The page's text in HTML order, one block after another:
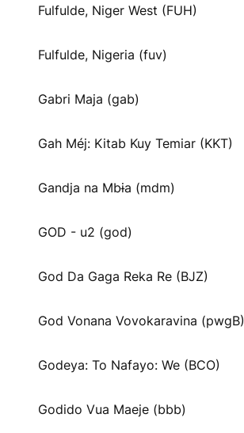
Fulfulde, Niger West (FUH)
Fulfulde, Nigeria (fuv)
Gabri Maja (gab)
Gah Méj: Kitab Kuy Temiar (KKT)
Gandja na Mbɨa (mdm)
GOD - u2 (god)
God Da Gaga Reka Re (BJZ)
God Vonana Vovokaravina (pwgB)
Godeya: To Nafayo: We (BCO)
Godido Vua Maeje (bbb)